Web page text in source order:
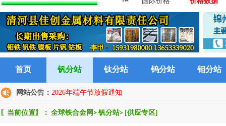
首页 钒分站 钛分站 钨分站 钼分站
网站公告： 2026年端午节放假通知
〖当前位置〗： 全球铁合金网 > 钒分站> [供应专区]